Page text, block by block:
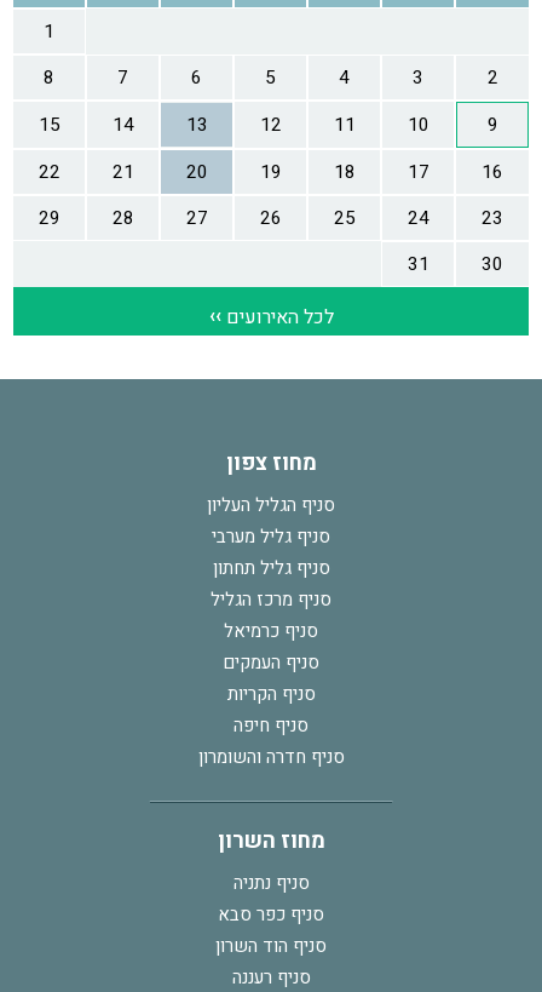
מחוז צפון
סניף הגליל העליון
סניף גליל מערבי
סניף גליל תחתון
סניף מרכז הגליל
סניף כרמיאל
סניף העמקים
סניף הקריות
סניף חיפה
סניף חדרה והשומרון
מחוז השרון
סניף נתניה
סניף כפר סבא
סניף הוד השרון
סניף רעננה